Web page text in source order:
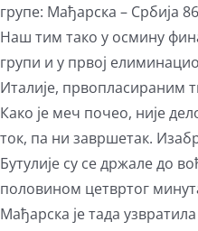
групе: Мађарска – Србија
Наш тим тако у осмину
групи и у првој
Италије, првопласираним
Како је меч почео, није
ток, па ни завршетак.
Бутулије су се држале до
половином цетвртог
Мађарска је тада